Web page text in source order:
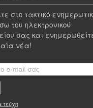
στο τακτικό
του ηλεκτρονικού
σας και
νέα!
τεύχη